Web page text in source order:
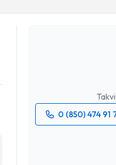
0 (850) 474 91
Op. Dr. Yağmur Arpaz